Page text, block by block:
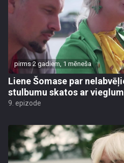
pirms 2 gadiem, 1 mēneša
Liene Šomase par
stulbumu skatos ar
9. epizode